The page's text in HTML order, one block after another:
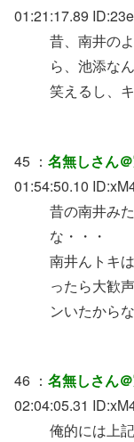
01:21:17.89
昔、南井の
ら、池添な
笑えるし、
45 ： 名無しさん
01:54:50.10
昔の南井み
な・・・
南井んトキ
ったら大歓
ンいたからな
46 ： 名無しさん
02:04:05.31
俺的には上